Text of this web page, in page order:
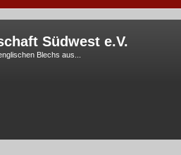
Südwest e.V.
Blechs aus...